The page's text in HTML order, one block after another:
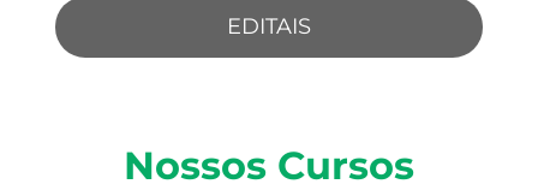
EDITAIS
Nossos Cursos